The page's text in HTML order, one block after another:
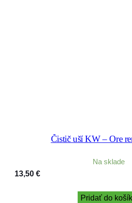
Čistič uší KW – Ore
Na sklade
13,50 €
Pridať do